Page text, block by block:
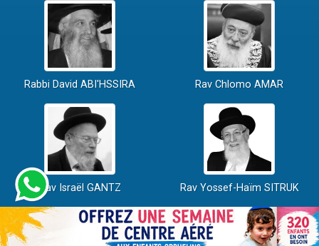
Rabbi David ABI'HSSIRA Rav Chlomo AMAR
Rav Israël GANTZ Rav Yossef-Haïm SITRUK